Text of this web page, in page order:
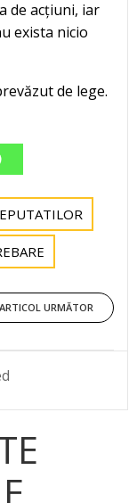
de acțiuni, iar
exista nicio
de lege.
ARTICOL URMĂTOR